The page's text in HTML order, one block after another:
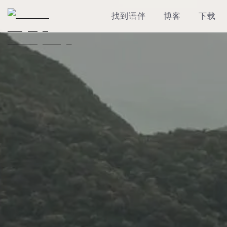
找到语伴 博客 下载